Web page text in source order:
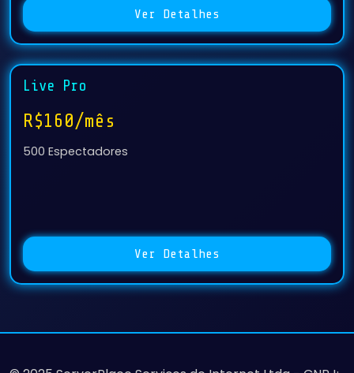
Ver Detalhes
Live Pro
R$160/mês
500 Espectadores
Ver Detalhes